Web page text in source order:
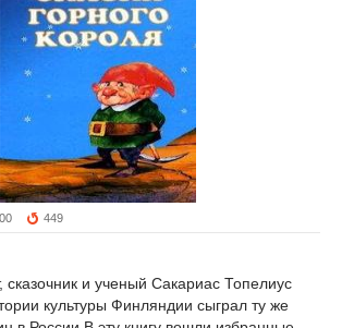
449
сказочник и ученый Сакариас Топелиус
культуры Финляндии сыграл ту же